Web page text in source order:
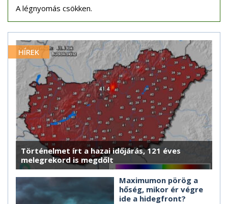
A légnyomás csökken.
HÍREK
Történelmet írt a hazai időjárás, 121 éves
melegrekord is megdőlt
Maximumon pörög a
hőség, mikor ér végre
ide a hidegfront?